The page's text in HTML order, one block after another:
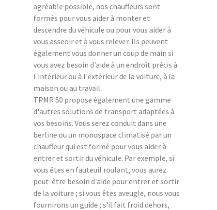
agréable possible, nos chauffeurs sont
formés pour vous aider à monter et
descendre du véhicule ou pour vous aider à
vous asseoir et à vous relever. Ils peuvent
également vous donner un coup de main si
vous avez besoin d'aide à un endroit précis à
l'intérieur ou à l'extérieur de la voiture, à la
maison ou au travail.
TPMR 50 propose également une gamme
d'autres solutions de transport adaptées à
vos besoins. Vous serez conduit dans une
berline ou un monospace climatisé par un
chauffeur qui est formé pour vous aider à
entrer et sortir du véhicule. Par exemple, si
vous êtes en fauteuil roulant, vous aurez
peut-être besoin d'aide pour entrer et sortir
de la voiture ; si vous êtes aveugle, nous vous
fournirons un guide ; s'il fait froid dehors,